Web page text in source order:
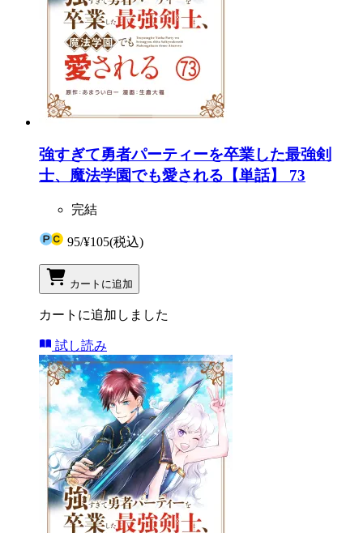
強すぎて勇者パーティーを卒業した最強剣
士、魔法学園でも愛される【単話】 73
完結
95/¥105(税込)
カートに追加
カートに追加しました
試し読み